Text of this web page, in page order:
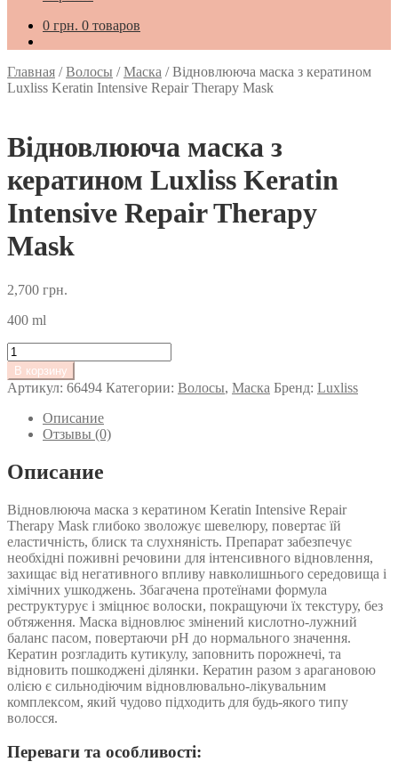
0 грн. 0 товаров
Главная /Волосы /Маска /Відновлююча маска з кератином
Luxliss Keratin Intensive Repair Therapy Mask
Відновлююча маска з
кератином Luxliss Keratin
Intensive Repair Therapy
Mask
2,700 грн.
400 ml
Количество
товара
Відновлююча
маска
кератином
Luxliss
Keratin
Intensive
Therapy
Mask
В корзину
Артикул: 66494 Категории: Волосы, Маска Бренд: Luxliss
Описание
Отзывы (0)
Описание
Відновлююча маска з кератином Keratin Intensive Repair
Therapy Mask глибоко зволожує шевелюру, повертає їй
еластичність, блиск та слухняність. Препарат забезпечує
необхідні поживні речовини для інтенсивного відновлення,
захищає від негативного впливу навколишнього середовища і
хімічних ушкоджень. Збагачена протеїнами формула
реструктурує і зміцнює волоски, покращуючи їх текстуру, без
обтяження. Маска відновлює змінений кислотно-лужний
баланс пасом, повертаючи pH до нормального значення.
Кератин розгладить кутикулу, заповнить порожнечі, та
відновить пошкоджені ділянки. Кератин разом з арагановою
олією є сильнодіючим відновлювально-лікувальним
комплексом, який чудово підходить для будь-якого типу
волосся.
Переваги та особливості: